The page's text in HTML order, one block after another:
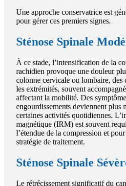
Une approche conservatrice est
pour gérer ces premiers signes.
Sténose Spinale
À ce stade, l’intensification de la
rachidien provoque une douleur
colonne cervicale ou lombaire, des
les extrémités, souvent
affectant la mobilité. Des
engourdissements deviennent plus
certaines activités quotidiennes.
magnétique (IRM) est souvent
l’étendue de la compression et
stratégie de traitement.
Sténose Spinale
Le rétrécissement significatif du